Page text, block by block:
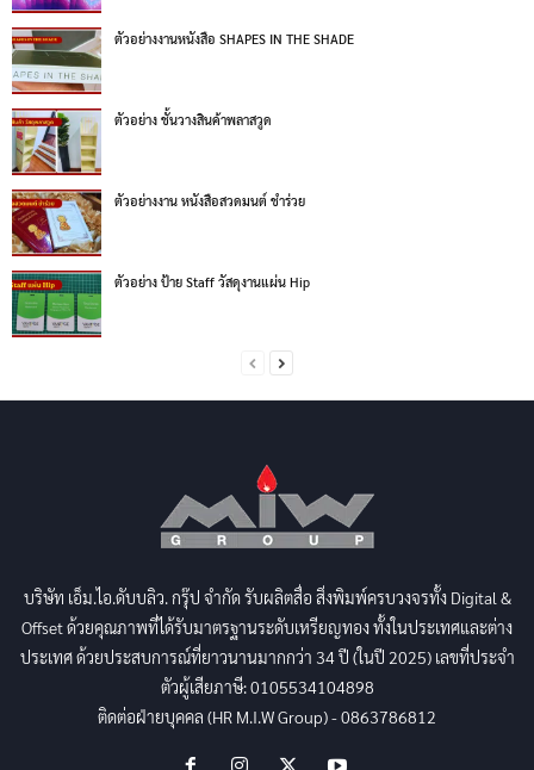
ตัวอย่างงานหนังสือ SHAPES IN THE SHADE
ตัวอย่าง ชั้นวางสินค้าพลาสวูด
ตัวอย่างงาน หนังสือสวดมนต์ ชำร่วย
ตัวอย่าง ป้าย Staff วัสดุงานแผ่น Hip
บริษัท เอ็ม.ไอ.ดับบลิว. กรุ๊ป จำกัด รับผลิตสื่อ สิ่งพิมพ์ครบวงจรทั้ง Digital &
Offset ด้วยคุณภาพที่ได้รับมาตรฐานระดับเหรียญทอง ทั้งในประเทศและต่าง
ประเทศ ด้วยประสบการณ์ที่ยาวนานมากกว่า 34 ปี (ในปี 2025) เลขที่ประจำ
ตัวผู้เสียภาษี: 0105534104898
ติดต่อฝ่ายบุคคล (HR M.I.W Group) - 0863786812